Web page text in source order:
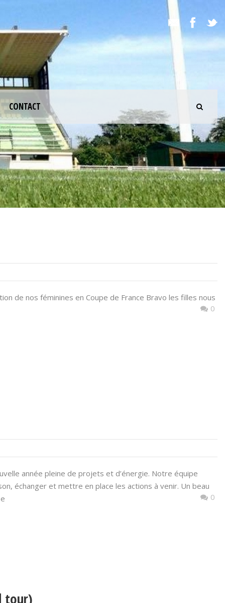
CONTACT
de nos féminines en Coupe de France Bravo les filles nous
0
année pleine de projets et d’énergie. Notre équipe
échanger et mettre en place les actions à venir. Un beau
0
tour)